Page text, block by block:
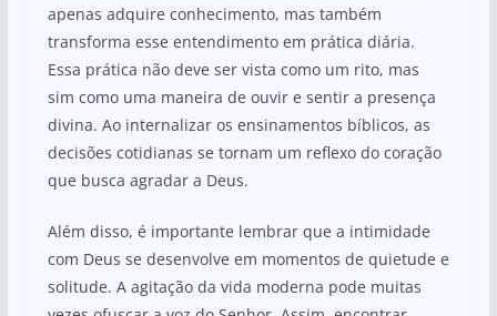
apenas adquire conhecimento, mas também
transforma esse entendimento em prática diária.
Essa prática não deve ser vista como um rito, mas
sim como uma maneira de ouvir e sentir a presença
divina. Ao internalizar os ensinamentos bíblicos, as
decisões cotidianas se tornam um reflexo do coração
que busca agradar a Deus.
Além disso, é importante lembrar que a intimidade
com Deus se desenvolve em momentos de quietude e
solitude. A agitação da vida moderna pode muitas